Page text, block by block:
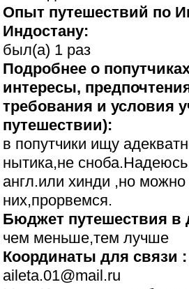
Опыт путешествий по
Индостану:
был(а) 1 раз
Подробнее о
интересы,
требования и условия
путешествии):
в попутчики ищу
нытика,не
англ.или хинди ,но можно
них,прорвемся.
Бюджет путешествия в
чем меньше,тем лучше
Координаты для связи :
aileta.01@mail.ru